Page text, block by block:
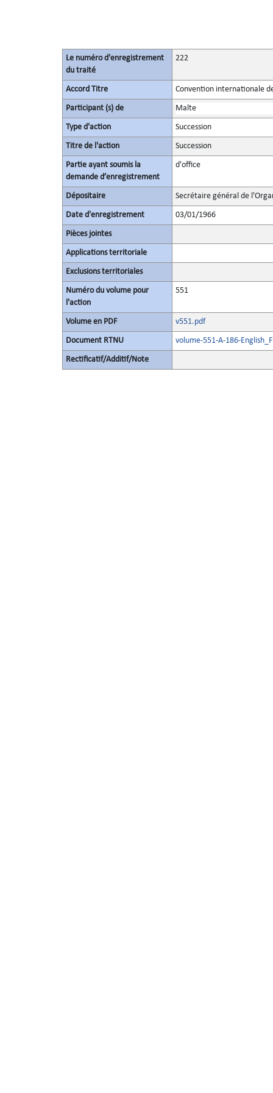
Le numéro d'enregistrement
du traité
222
Accord Titre Convention internationale
Participant (s) de Malte
Type d'action Succession
Titre de l'action Succession
Partie ayant soumis la
demande d’enregistrement
d'office
Dépositaire Secrétaire général de
Date d'enregistrement 03/01/1966
Pièces jointes
Applications territoriale
Exclusions territoriales
Numéro du volume pour
l'action
551
Volume en PDF v551.pdf
Document RTNU volume-551-A-186-
Rectificatif/Additif/Note